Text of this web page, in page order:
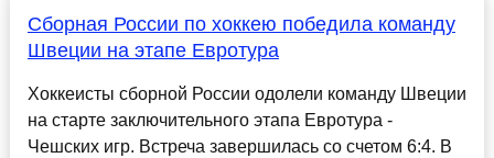
Сборная России по хоккею победила команду
Швеции на этапе Евротура
Хоккеисты сборной России одолели команду Швеции
на старте заключительного этапа Евротура -
Чешских игр. Встреча завершилась со счетом 6:4. В